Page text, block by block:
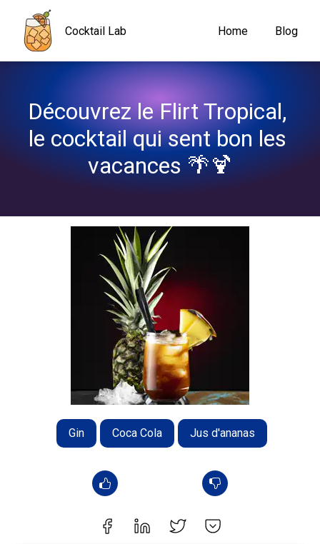
Cocktail Lab Home Blog
Découvrez le Flirt Tropical,
le cocktail qui sent bon les
vacances 🌴🍹
Gin Coca Cola Jus d'ananas
Navigated to Découvrez le Flirt Tropical, le cocktail qui sent